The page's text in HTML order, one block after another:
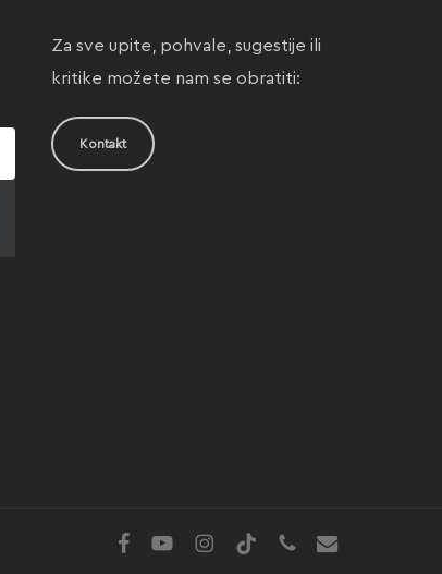
Za sve upite, pohvale, sugestije ili
kritike možete nam se obratiti:
Kontakt
facebookyoutubeinstagram
tiktok phoneemail